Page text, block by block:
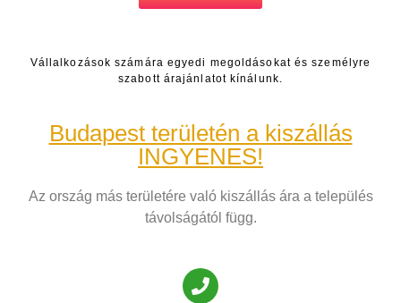
Vállalkozások számára egyedi megoldásokat és személyre
szabott árajánlatot kínálunk.
Budapest területén a kiszállás
INGYENES!
Az ország más területére való kiszállás ára a település
távolságától függ.